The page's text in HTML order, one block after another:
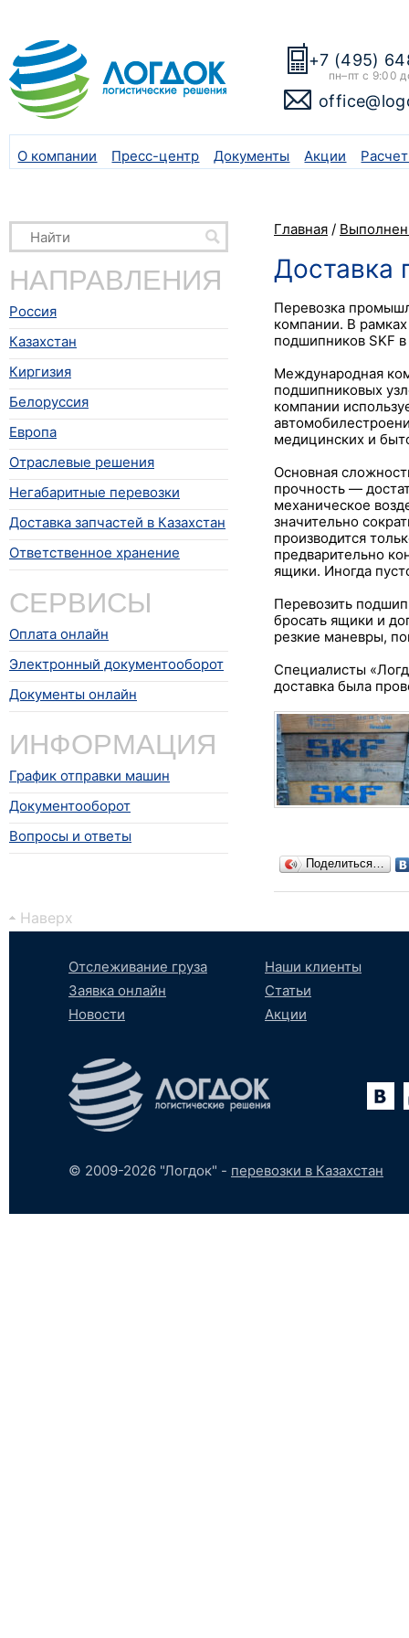
+7 (495)
пн–пт с 9:00
О компании Пресс-центр Документы Акции
НАПРАВЛЕНИЯ
Россия
Казахстан
Киргизия
Белоруссия
Европа
Отраслевые решения
Негабаритные перевозки
Доставка запчастей в Казахстан
Ответственное хранение
СЕРВИСЫ
Оплата онлайн
Электронный документооборот
Документы онлайн
ИНФОРМАЦИЯ
График отправки машин
Документооборот
Вопросы и ответы
Главная /
Доставка
Перевозка
компании. В рамках
подшипников SKF
Международная
подшипниковых
компании
медицинских и
Основная
прочность —
механическое
значительно
производится
предварительно
ящики. Иногда
Перевозить
бросать ящики и
резкие маневры,
Специалисты
доставка была
Поделиться…
Наверх
Отслеживание груза
Заявка онлайн
Новости
Наши клиенты
Статьи
Акции
ВконтактеYouTubetumblr
SoundCloud
© 2009-2026 "Логдок" - перевозки в Казахстан